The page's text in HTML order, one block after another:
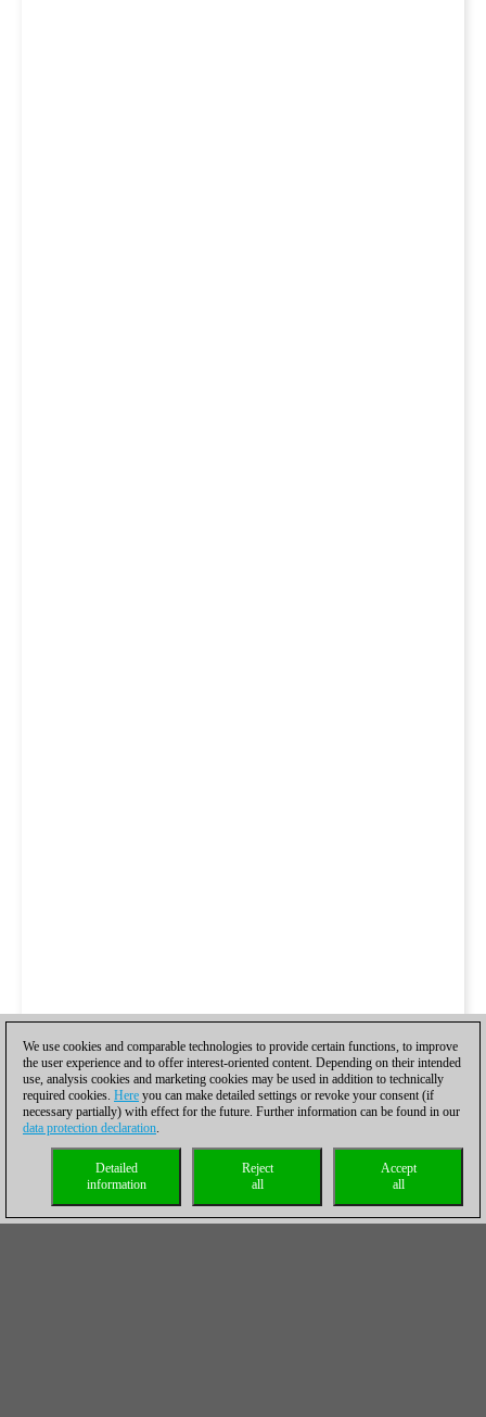
We use cookies and comparable technologies to provide certain functions, to improve
the user experience and to offer interest-oriented content. Depending on their intended
use, analysis cookies and marketing cookies may be used in addition to technically
required cookies. Here you can make detailed settings or revoke your consent (if
necessary partially) with effect for the future. Further information can be found in our
data protection declaration.
Accept
all
Reject
all
Detailed
information